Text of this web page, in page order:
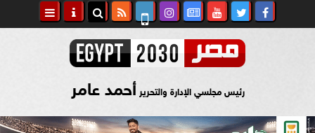
رئيس مجلسي الإدارة والتحرير أحمد عامر